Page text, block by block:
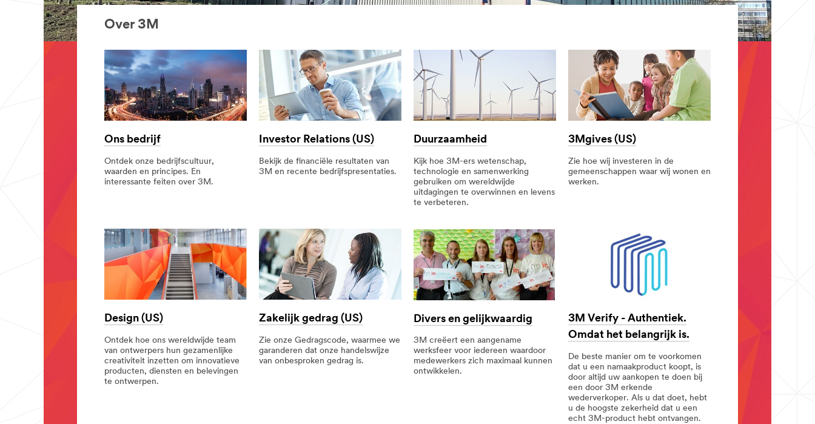
Over 3M
Ons bedrijf
Ontdek onze bedrijfscultuur,
waarden en principes. En
interessante feiten over 3M.
Investor Relations (US)
Bekijk de financiële resultaten van
3M en recente bedrijfspresentaties.
Duurzaamheid
Kijk hoe 3M-ers wetenschap,
technologie en samenwerking
gebruiken om wereldwijde
uitdagingen te overwinnen en levens
te verbeteren.
3Mgives (US)
Zie hoe wij investeren in de
gemeenschappen waar wij wonen en
werken.
Design (US)
Ontdek hoe ons wereldwijde team
van ontwerpers hun gezamenlijke
creativiteit inzetten om innovatieve
producten, diensten en belevingen
te ontwerpen.
Zakelijk gedrag (US)
Zie onze Gedragscode, waarmee we
garanderen dat onze handelswijze
van onbesproken gedrag is.
Divers en gelijkwaardig
3M creëert een aangename
werksfeer voor iedereen waardoor
medewerkers zich maximaal kunnen
ontwikkelen.
3M Verify - Authentiek.
Omdat het belangrijk is.
De beste manier om te voorkomen
dat u een namaakproduct koopt, is
door altijd uw aankopen te doen bij
een door 3M erkende
wederverkoper. Als u dat doet, hebt
u de hoogste zekerheid dat u een
echt 3M-product hebt ontvangen.